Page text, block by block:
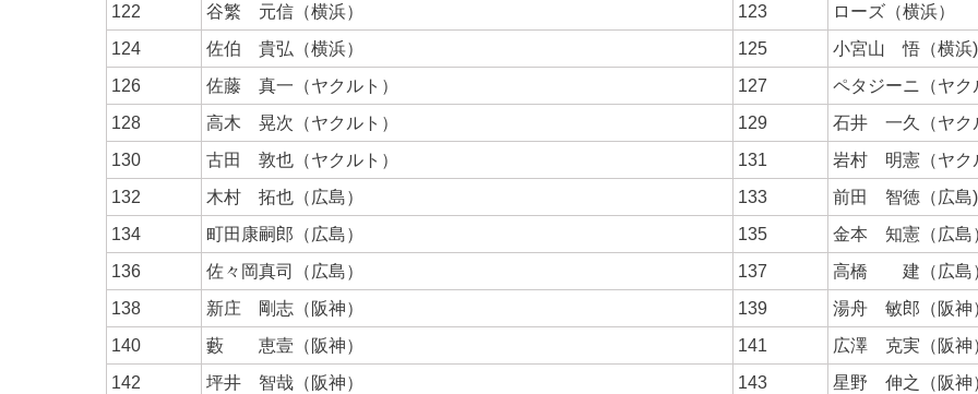
122
谷繁 元信（横浜） 123
ローズ（横浜）
124
佐伯 貴弘（横浜） 125
小宮山 悟（横浜)
126
佐藤 真一（ヤクルト） 127
ペタジーニ（ヤク
128
高木 晃次（ヤクルト） 129
石井 一久（ヤク
130
古田 敦也（ヤクルト） 131
岩村 明憲（ヤク
132
木村 拓也（広島） 133
前田 智徳（広島)
134
町田康嗣郎（広島） 135
金本 知憲（広島
136
佐々岡真司（広島） 137
高橋 建（広島
138
新庄 剛志（阪神） 139
湯舟 敏郎（阪神
140
藪 恵壹（阪神） 141
広澤 克実（阪神
142
坪井 智哉（阪神） 143 星野 伸之（阪神